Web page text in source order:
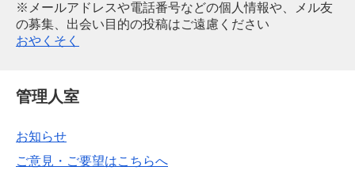
※メールアドレスや電話番号などの個人情報や、メル友
の募集、出会い目的の投稿はご遠慮ください
おやくそく
管理人室
お知らせ
ご意見・ご要望はこちらへ